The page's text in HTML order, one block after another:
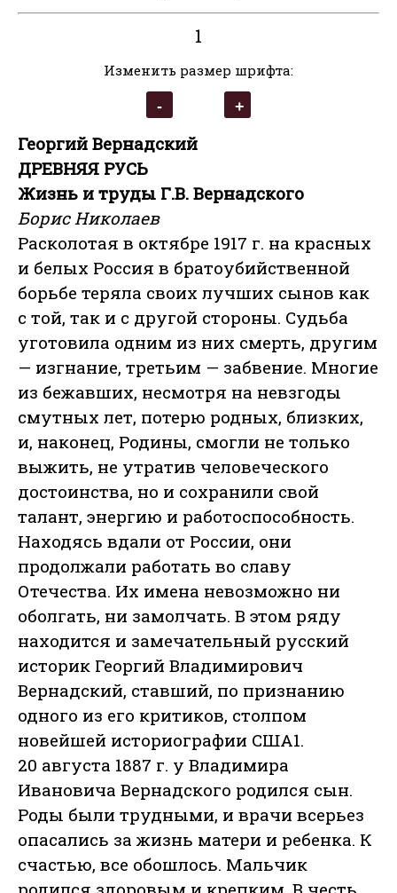
1
Изменить размер шрифта:
Георгий Вернадский
ДРЕВНЯЯ РУСЬ
Жизнь и труды Г.В. Вернадского
Борис Николаев
Расколотая в октябре 1917 г. на красных
и белых Россия в братоубийственной
борьбе теряла своих лучших сынов как
с той, так и с другой стороны. Судьба
уготовила одним из них смерть, другим
— изгнание, третьим — забвение. Многие
из бежавших, несмотря на невзгоды
смутных лет, потерю родных, близких,
и, наконец, Родины, смогли не только
выжить, не утратив человеческого
достоинства, но и сохранили свой
талант, энергию и работоспособность.
Находясь вдали от России, они
продолжали работать во славу
Отечества. Их имена невозможно ни
оболгать, ни замолчать. В этом ряду
находится и замечательный русский
историк Георгий Владимирович
Вернадский, ставший, по признанию
одного из его критиков, столпом
новейшей историографии США1.
20 августа 1887 г. у Владимира
Ивановича Вернадского родился сын.
Роды были трудными, и врачи всерьез
опасались за жизнь матери и ребенка. К
счастью, все обошлось. Мальчик